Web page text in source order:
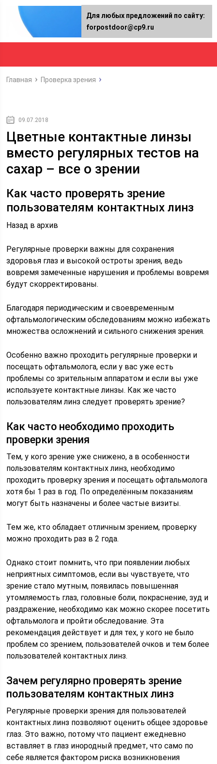
Главная Проверка зрения
09.07.2018
Цветные контактные линзы
вместо регулярных тестов на
сахар – все о зрении
Как часто проверять зрение
пользователям контактных линз
Назад в архив
Регулярные проверки важны для сохранения
здоровья глаз и высокой остроты зрения, ведь
вовремя замеченные нарушения и проблемы вовремя
будут скорректированы.
Благодаря периодическим и своевременным
офтальмологическим обследованиям можно избежать
множества осложнений и сильного снижения зрения.
Особенно важно проходить регулярные проверки и
посещать офтальмолога, если у вас уже есть
проблемы со зрительным аппаратом и если вы уже
используете контактные линзы. Как же часто
пользователям линз следует проверять зрение?
Как часто необходимо проходить
проверки зрения
Тем, у кого зрение уже снижено, а в особенности
пользователям контактных линз, необходимо
проходить проверку зрения и посещать офтальмолога
хотя бы 1 раз в год. По определённым показаниям
могут быть назначены и более частые визиты.
Тем же, кто обладает отличным зрением, проверку
можно проходить раз в 2 года.
Однако стоит помнить, что при появлении любых
неприятных симптомов, если вы чувствуете, что
зрение стало мутным, появилась повышенная
утомляемость глаз, головные боли, покраснение, зуд и
раздражение, необходимо как можно скорее посетить
офтальмолога и пройти обследование. Эта
рекомендация действует и для тех, у кого не было
проблем со зрением, пользователей очков и тем более
пользователей контактных линз.
Зачем регулярно проверять зрение
пользователям контактных линз
Регулярные проверки зрения для пользователей
контактных линз позволяют оценить общее здоровье
глаз. Это важно, потому что пациент ежедневно
вставляет в глаз инородный предмет, что само по
себе является фактором риска возникновения
Для любых предложений по сайту:
forpostdoor@cp9.ru